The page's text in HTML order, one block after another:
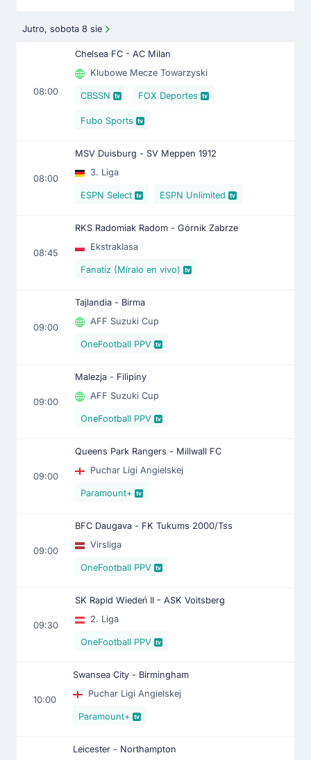
Jutro, sobota 8 sie
08:00
Chelsea FC - AC Milan
Klubowe Mecze Towarzyski
CBSSN FOX Deportes
Fubo Sports
08:00
MSV Duisburg - SV Meppen 1912
3. Liga
ESPN Select ESPN Unlimited
08:45
RKS Radomiak Radom - Górnik Zabrze
Ekstraklasa
Fanatiz (Míralo en vivo)
09:00
Tajlandia - Birma
AFF Suzuki Cup
OneFootball PPV
09:00
Malezja - Filipiny
AFF Suzuki Cup
OneFootball PPV
09:00
Queens Park Rangers - Millwall FC
Puchar Ligi Angielskej
Paramount+
09:00
BFC Daugava - FK Tukums 2000/Tss
Virsliga
OneFootball PPV
09:30
SK Rapid Wiedeń II - ASK Voitsberg
2. Liga
OneFootball PPV
10:00
Swansea City - Birmingham
Puchar Ligi Angielskej
Paramount+
Leicester - Northampton